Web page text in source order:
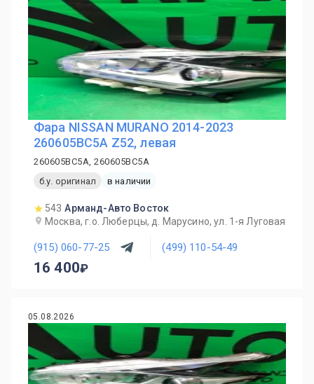
Фара NISSAN MURANO 2014-2023
260605BC5A Z52, левая
260605BC5A, 260605BC5A
б.у. оригинал
в наличии
543 Арманд-Авто Восток
Москва, г.о. Люберцы, д. Марусино, ул. 1-я Луговая
(915) 060-77-25 (499) 110-54-49
16 400
05.08.2026